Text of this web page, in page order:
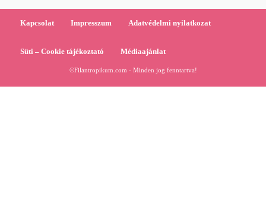
Kapcsolat Impresszum Adatvédelmi nyilatkozat
Süti – Cookie tájékoztató Médiaajánlat
©Filantropikum.com - Minden jog fenntartva!